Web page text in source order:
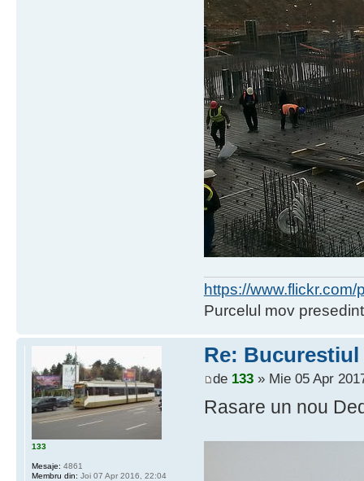
https://
Purcelul mov
Re:
de 133» Mie 05 Apr
Rasare un nou
133
Mesaje: 4861
Membru din: Joi 07 Apr 2016, 22:04